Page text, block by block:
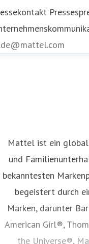
Mattel ist ein global
und
bekanntesten
begeistert durch
Marken, darunter
American Girl®,
the Universe®,